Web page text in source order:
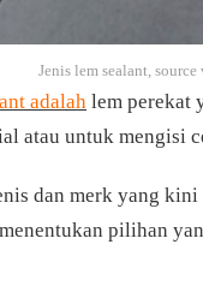
Jenis lem sealant,
adalah lem perekat
atau untuk mengisi
dan merk yang
pilihan